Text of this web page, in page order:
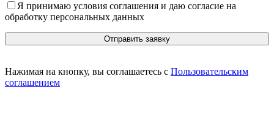
Я принимаю условия соглашения и даю согласие на
обработку персональных данных
Нажимая на кнопку, вы соглашаетесь с Пользовательским
соглашением